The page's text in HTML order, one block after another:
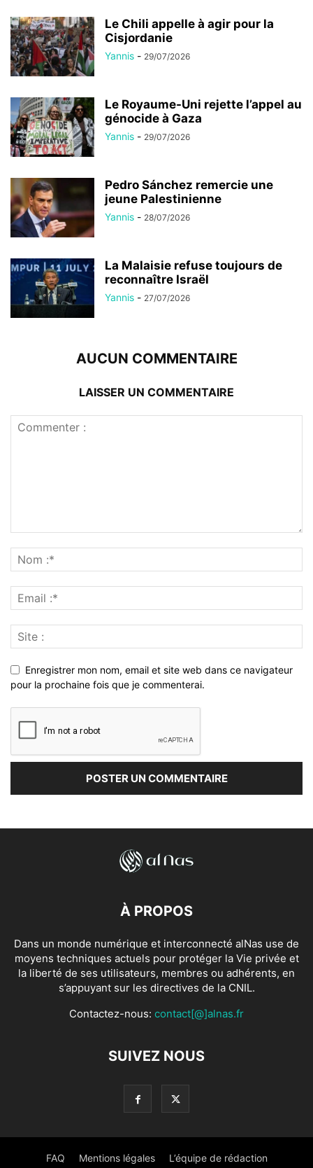
Le Chili appelle à agir pour la
Cisjordanie
Yannis - 29/07/2026
Le Royaume-Uni rejette l’appel au
génocide à Gaza
Yannis - 29/07/2026
Pedro Sánchez remercie une
jeune Palestinienne
Yannis - 28/07/2026
La Malaisie refuse toujours de
reconnaître Israël
Yannis - 27/07/2026
AUCUN COMMENTAIRE
LAISSER UN COMMENTAIRE
Enregistrer mon nom, email et site web dans ce navigateur
pour la prochaine fois que je commenterai.
À PROPOS
Dans un monde numérique et interconnecté alNas use de
moyens techniques actuels pour protéger la Vie privée et
la liberté de ses utilisateurs, membres ou adhérents, en
s’appuyant sur les directives de la CNIL.
Contactez-nous: contact[@]alnas.fr
SUIVEZ NOUS
FAQ Mentions légales L’équipe de rédaction